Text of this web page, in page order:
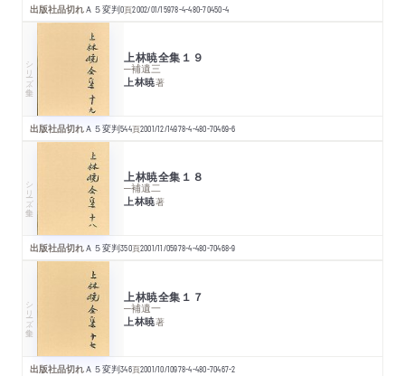
出版社品切れＡ５変判0頁2002/01/15978-4-480-70450-4
シリーズ・全集 上林暁全集１９
─補遺三
上林暁著
出版社品切れＡ５変判544頁2001/12/14978-4-480-70469-6
シリーズ・全集 上林暁全集１８
─補遺二
上林暁著
出版社品切れＡ５変判350頁2001/11/05978-4-480-70468-9
シリーズ・全集 上林暁全集１７
─補遺一
上林暁著
出版社品切れＡ５変判346頁2001/10/10978-4-480-70467-2